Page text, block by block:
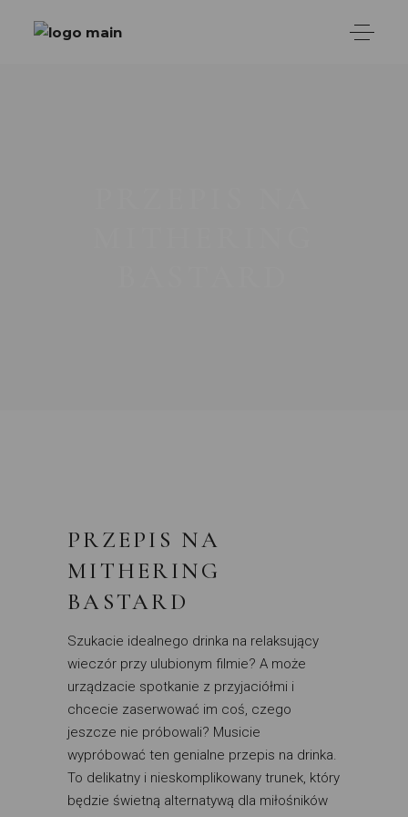
PRZEPIS NA
MITHERING
BASTARD
Szukacie idealnego drinka na relaksujący
wieczór przy ulubionym filmie? A może
urządzacie spotkanie z przyjaciółmi i
chcecie zaserwować im coś, czego
jeszcze nie próbowali? Musicie
wypróbować ten genialne przepis na drinka.
To delikatny i nieskomplikowany trunek, który
będzie świetną alternatywą dla miłośników